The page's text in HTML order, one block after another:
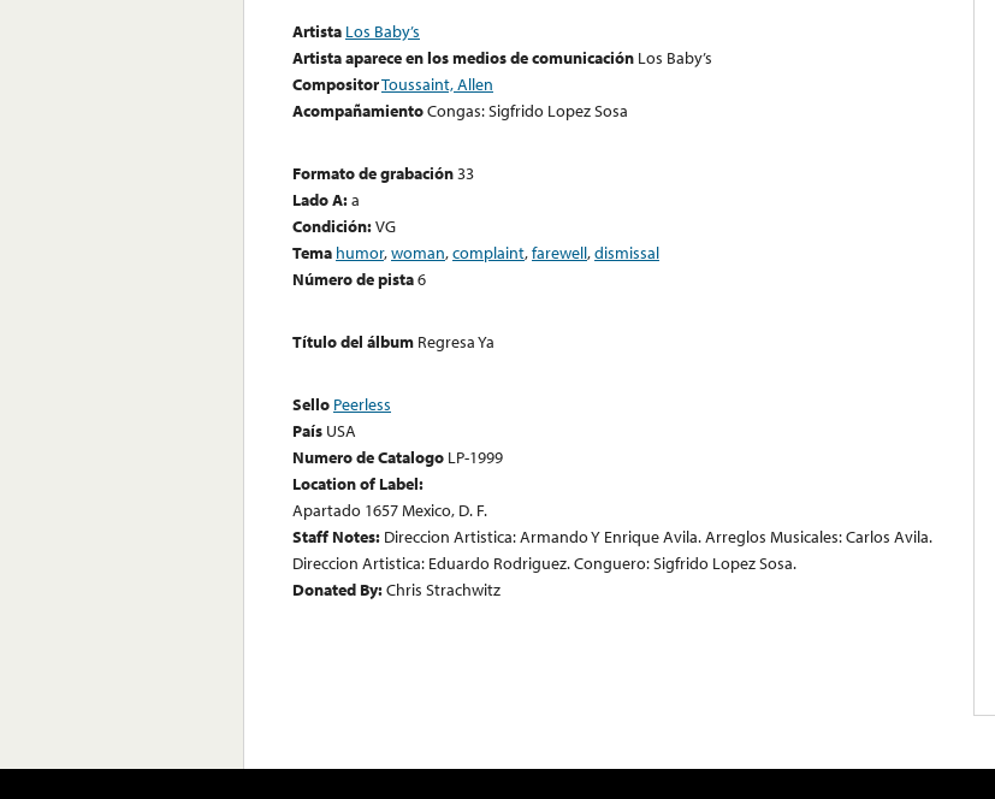
Artista Los Baby’s
Artista aparece en los medios de comunicación Los Baby’s
CompositorToussaint, Allen
AcompañamientoCongas: Sigfrido Lopez Sosa
Formato de grabación33
Lado A:a
Condición:VG
Tema humor,woman,complaint,farewell,dismissal
Número de pista6
Título del álbum Regresa Ya
Sello Peerless
País USA
Numero de Catalogo LP-1999
Location of Label:
Apartado 1657 Mexico, D. F.
Staff Notes: Direccion Artistica: Armando Y Enrique Avila. Arreglos Musicales: Carlos Avila.
Direccion Artistica: Eduardo Rodriguez. Conguero: Sigfrido Lopez Sosa.
Donated By:Chris Strachwitz